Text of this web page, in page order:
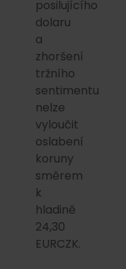
posilujícího
dolaru
a
zhoršení
tržního
sentimentu
nelze
vyloučit
oslabení
koruny
směrem
k
hladině
24,30
EURCZK.